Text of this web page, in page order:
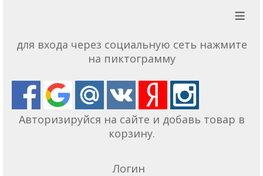
≡
для входа через социальную сеть нажмите
на пиктограмму
Авторизируйся на сайте и добавь товар в
корзину.
Логин